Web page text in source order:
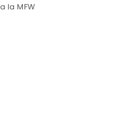
la MFW